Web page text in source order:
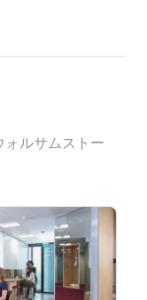
ォルサムストー